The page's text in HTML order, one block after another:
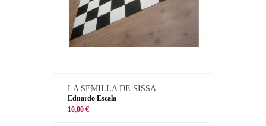
LA SEMILLA DE SISSA
Eduardo Escala
10,00 €